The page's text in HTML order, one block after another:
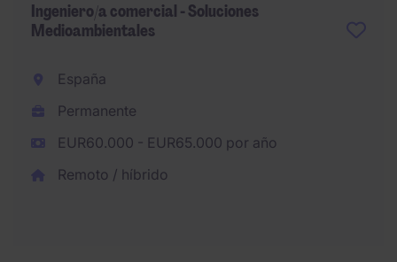
Ingeniero/a comercial - Soluciones
Medioambientales
España
Permanente
EUR60.000 - EUR65.000 por año
Remoto / híbrido